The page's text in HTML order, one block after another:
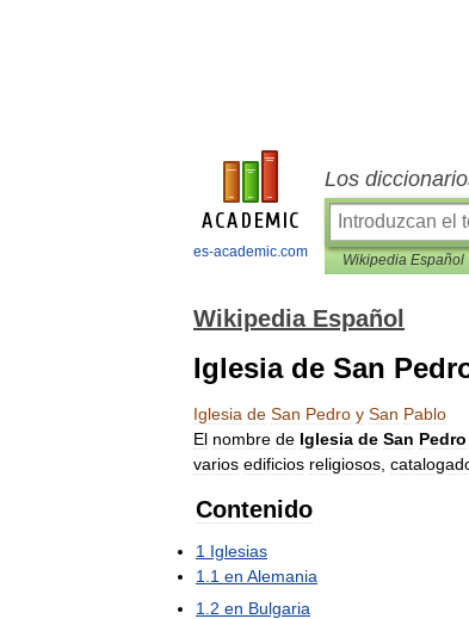
es-academic.com
Los
Wikipedia Español
Wikipedia Español
Iglesia de San
Iglesia de San Pedro y San Pablo
El nombre de Iglesia de San Pedro
varios edificios religiosos
Contenido
1 Iglesias
1 1 en Alemania
1 2 en Bulgaria